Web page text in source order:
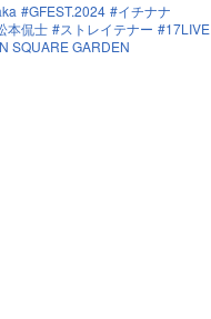
GFEST.2024
イチナナ
本侃士 ストレイテナー 17LIVE
SQUARE GARDEN